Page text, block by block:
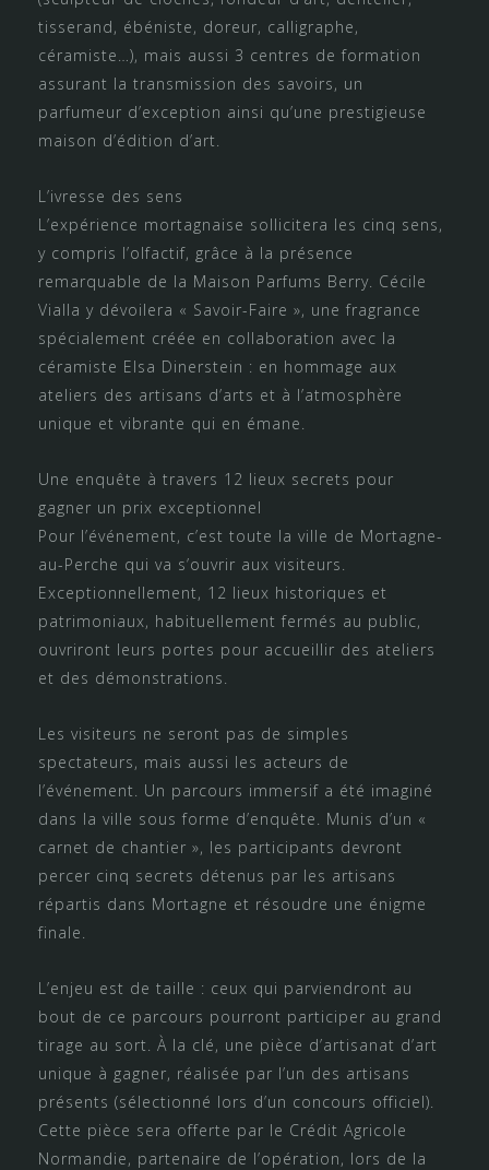
tisserand, ébéniste, doreur, calligraphe,
céramiste…), mais aussi 3 centres de formation
assurant la transmission des savoirs, un
parfumeur d’exception ainsi qu’une prestigieuse
maison d’édition d’art.
L’ivresse des sens
L’expérience mortagnaise sollicitera les cinq sens,
y compris l’olfactif, grâce à la présence
remarquable de la Maison Parfums Berry. Cécile
Vialla y dévoilera « Savoir-Faire », une fragrance
spécialement créée en collaboration avec la
céramiste Elsa Dinerstein : en hommage aux
ateliers des artisans d’arts et à l’atmosphère
unique et vibrante qui en émane.
Une enquête à travers 12 lieux secrets pour
gagner un prix exceptionnel
Pour l’événement, c’est toute la ville de Mortagne-
au-Perche qui va s’ouvrir aux visiteurs.
Exceptionnellement, 12 lieux historiques et
patrimoniaux, habituellement fermés au public,
ouvriront leurs portes pour accueillir des ateliers
et des démonstrations.
Les visiteurs ne seront pas de simples
spectateurs, mais aussi les acteurs de
l’événement. Un parcours immersif a été imaginé
dans la ville sous forme d’enquête. Munis d’un «
carnet de chantier », les participants devront
percer cinq secrets détenus par les artisans
répartis dans Mortagne et résoudre une énigme
finale.
L’enjeu est de taille : ceux qui parviendront au
bout de ce parcours pourront participer au grand
tirage au sort. À la clé, une pièce d’artisanat d’art
unique à gagner, réalisée par l’un des artisans
présents (sélectionné lors d’un concours officiel).
Cette pièce sera offerte par le Crédit Agricole
Normandie, partenaire de l’opération, lors de la